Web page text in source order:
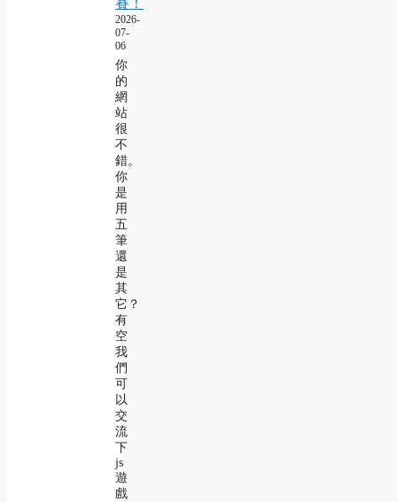
賽！
2026-
07-
06
你
的
網
站
很
不
錯。
你
是
用
五
筆
還
是
其
它？
有
空
我
們
可
以
交
流
下
js
遊
戲